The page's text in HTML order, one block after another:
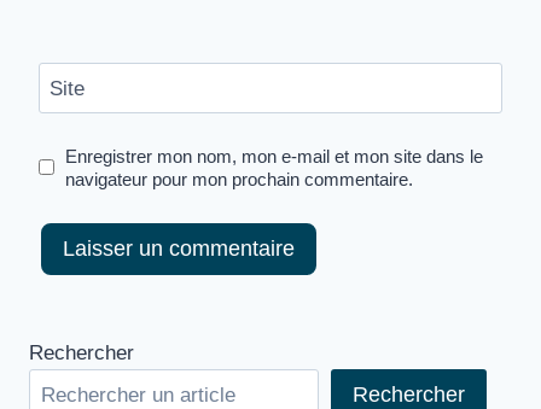
Site
Enregistrer mon nom, mon e-mail et mon site dans le
navigateur pour mon prochain commentaire.
Rechercher
Rechercher